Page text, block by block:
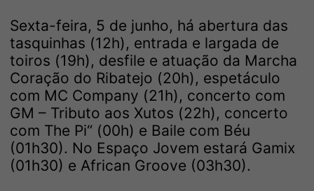
Sexta-feira, 5 de junho, há abertura das
tasquinhas (12h), entrada e largada de
toiros (19h), desfile e atuação da Marcha
Coração do Ribatejo (20h), espetáculo
com MC Company (21h), concerto com
GM – Tributo aos Xutos (22h), concerto
com The Pi“ (00h) e Baile com Béu
(01h30). No Espaço Jovem estará Gamix
(01h30) e African Groove (03h30).